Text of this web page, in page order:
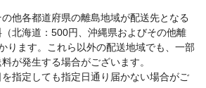
他各都道府県の離島地域が配送先となる
北海道：500円、沖縄県およびその他離
ります。これら以外の配送地域でも、一部
が発生する場合がございます。
指定しても指定日通り届かない場合がご